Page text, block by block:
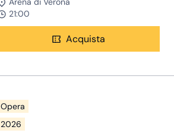
21:00
Acquista
Opera
2026